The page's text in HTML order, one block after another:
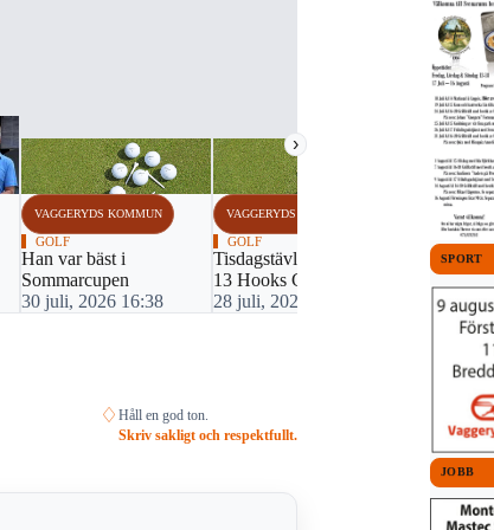
›
VAGGERYDS KOMMUN
GOLF
Han var bäst i
Sommarcupen
30 juli, 2026 16:38
VAGGERYDS KOMMUN
GOLF
Tisdagstävling nummer
13 Hooks GK
28 juli, 2026 17:59
GOLF
Tre i topp
sommarcup
23 juli,
♢ Håll en god ton.
Skriv sakligt och respektfullt.
SPORT
JOBB